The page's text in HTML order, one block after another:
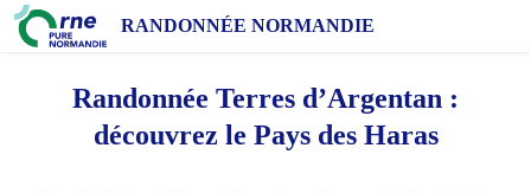
RANDONNÉE NORMANDIE
Randonnée Terres d’Argentan :
découvrez le Pays des Haras